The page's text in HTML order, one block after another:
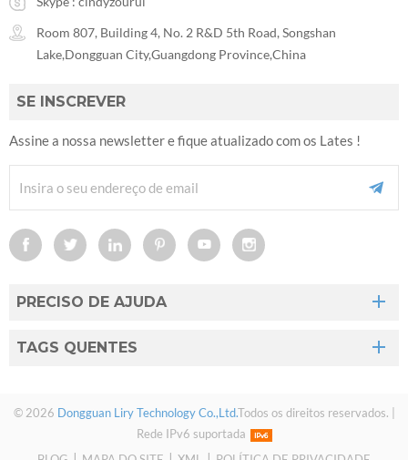
Room 807, Building 4, No. 2 R&D 5th Road, Songshan
Lake,Dongguan City,Guangdong Province,China
SE INSCREVER
Assine a nossa newsletter e fique atualizado com os Lates !
PRECISO DE AJUDA
TAGS QUENTES
© 2026 Dongguan Liry Technology Co.,Ltd.Todos os direitos reservados. |
Rede IPv6 suportada